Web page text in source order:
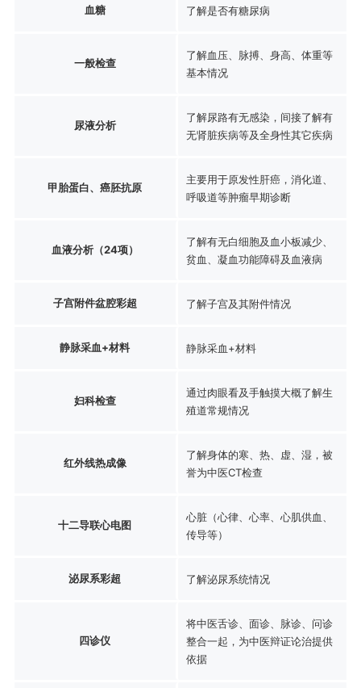
血糖 了解是否有糖尿病
一般检查
了解血压、脉搏、身高、体重等
基本情况
尿液分析
了解尿路有无感染，间接了解有
无肾脏疾病等及全身性其它疾病
甲胎蛋白、癌胚抗原
主要用于原发性肝癌，消化道、
呼吸道等肿瘤早期诊断
血液分析（24项）
了解有无白细胞及血小板减少、
贫血、凝血功能障碍及血液病
子宫附件盆腔彩超 了解子宫及其附件情况
静脉采血+材料 静脉采血+材料
妇科检查
通过肉眼看及手触摸大概了解生
殖道常规情况
红外线热成像
了解身体的寒、热、虚、湿，被
誉为中医CT检查
十二导联心电图
心脏（心律、心率、心肌供血、
传导等）
泌尿系彩超 了解泌尿系统情况
四诊仪
将中医舌诊、面诊、脉诊、问诊
整合一起，为中医辩证论治提供
依据